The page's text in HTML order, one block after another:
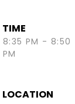
TIME
8:35 PM - 8:50
PM
LOCATION